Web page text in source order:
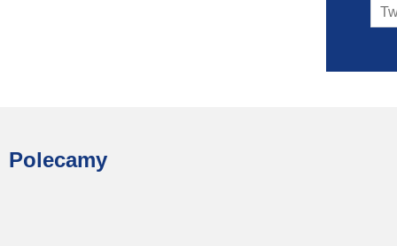
Polecamy